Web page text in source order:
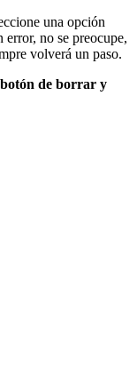
una opción
no se preocupe,
volverá un paso.
de borrar y